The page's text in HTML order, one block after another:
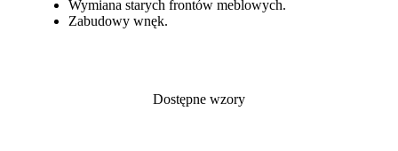
Wymiana starych frontów meblowych.
Zabudowy wnęk.
Dostępne wzory